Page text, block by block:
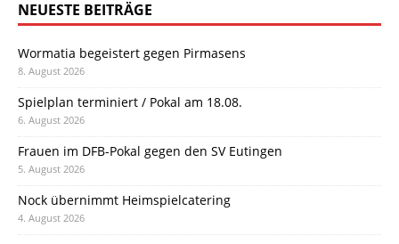
NEUESTE BEITRÄGE
Wormatia begeistert gegen Pirmasens
8. August 2026
Spielplan terminiert / Pokal am 18.08.
6. August 2026
Frauen im DFB-Pokal gegen den SV Eutingen
5. August 2026
Nock übernimmt Heimspielcatering
4. August 2026